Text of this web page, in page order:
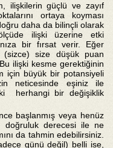
ilişkilerin güçlü ve zayıf
ortaya koyması
daha da bilinçli olarak
ilişki üzerine etki
bir fırsat verir. Eğer
(sizce) size düşük puan
ilişki kesme gerektiğinin
için büyük bir potansiyeli
neticesinde eşiniz ile
herhangi bir değişiklik
başlanmış veya henüz
doğruluk derecesi ile ne
da tahmin edebilirsiniz.
günü değil) belli ise,